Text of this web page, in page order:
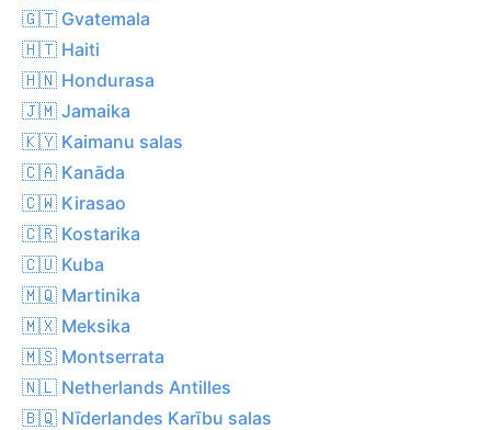
🇬🇹 Gvatemala
🇭🇹 Haiti
🇭🇳 Hondurasa
🇯🇲 Jamaika
🇰🇾 Kaimanu salas
🇨🇦 Kanāda
🇨🇼 Kirasao
🇨🇷 Kostarika
🇨🇺 Kuba
🇲🇶 Martinika
🇲🇽 Meksika
🇲🇸 Montserrata
🇳🇱 Netherlands Antilles
🇧🇶 Nīderlandes Karību salas